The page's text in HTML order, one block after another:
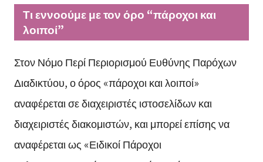
Τι εννοούμε με τον όρο “πάροχοι και
λοιποί”
Στον Νόμο Περί Περιορισμού Ευθύνης Παρόχων
Διαδικτύου, ο όρος «πάροχοι και λοιποί»
αναφέρεται σε διαχειριστές ιστοσελίδων και
διαχειριστές διακομιστών, και μπορεί επίσης να
αναφέρεται ως «Ειδικοί Πάροχοι